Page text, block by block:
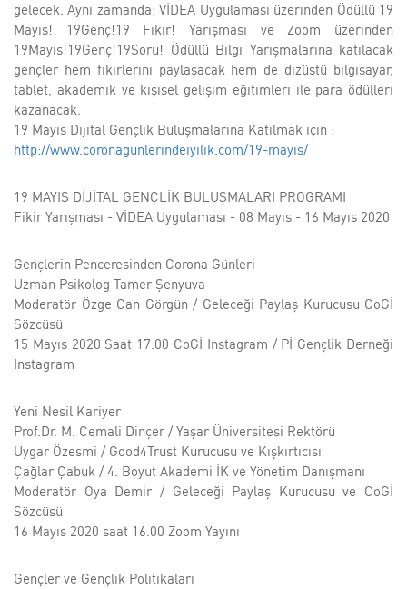
gelecek. Aynı zamanda; VİDEA Uygulaması üzerinden Ödüllü 19
Mayıs! 19Genç!19 Fikir! Yarışması ve Zoom üzerinden
19Mayıs!19Genç!19Soru! Ödüllü Bilgi Yarışmalarına katılacak
gençler hem fikirlerini paylaşacak hem de dizüstü bilgisayar,
tablet, akademik ve kişisel gelişim eğitimleri ile para ödülleri
kazanacak.
19 Mayıs Dijital Gençlik Buluşmalarına Katılmak için :
http://www.coronagunlerindeiyilik.com/19-mayis/
19 MAYIS DİJİTAL GENÇLİK BULUŞMALARI PROGRAMI
Fikir Yarışması - VİDEA Uygulaması - 08 Mayıs - 16 Mayıs 2020
Gençlerin Penceresinden Corona Günleri
Uzman Psikolog Tamer Şenyuva
Moderatör Özge Can Görgün / Geleceği Paylaş Kurucusu CoGİ
Sözcüsü
15 Mayıs 2020 Saat 17.00 CoGİ Instagram / Pİ Gençlik Derneği
Instagram
Yeni Nesil Kariyer
Prof.Dr. M. Cemali Dinçer / Yaşar Üniversitesi Rektörü
Uygar Özesmi / Good4Trust Kurucusu ve Kışkırtıcısı
Çağlar Çabuk / 4. Boyut Akademi İK ve Yönetim Danışmanı
Moderatör Oya Demir / Geleceği Paylaş Kurucusu ve CoGİ
Sözcüsü
16 Mayıs 2020 saat 16.00 Zoom Yayını
Gençler ve Gençlik Politikaları